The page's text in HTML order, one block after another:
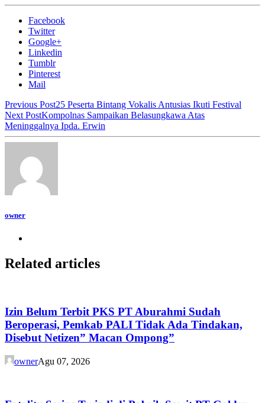
Facebook
Twitter
Google+
Linkedin
Tumblr
Pinterest
Mail
Previous Post25 Peserta Bintang Vokalis Antusias Ikuti Festival
Next PostKompolnas Sampaikan Belasungkawa Atas
Meninggalnya Ipda. Erwin
owner
Related articles
Izin Belum Terbit PKS PT Aburahmi Sudah
Beroperasi, Pemkab PALI Tidak Ada Tindakan,
Disebut Netizen” Macan Ompong”
ownerAgu 07, 2026